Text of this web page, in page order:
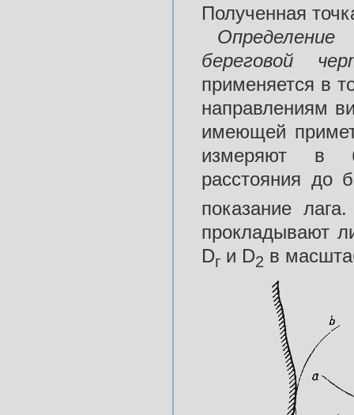
Полученная
Определение
береговой чер
применяется в
направлениям
имеющей
измеряют в
расстояния до
показание
прокладывают
Dг и D2 в